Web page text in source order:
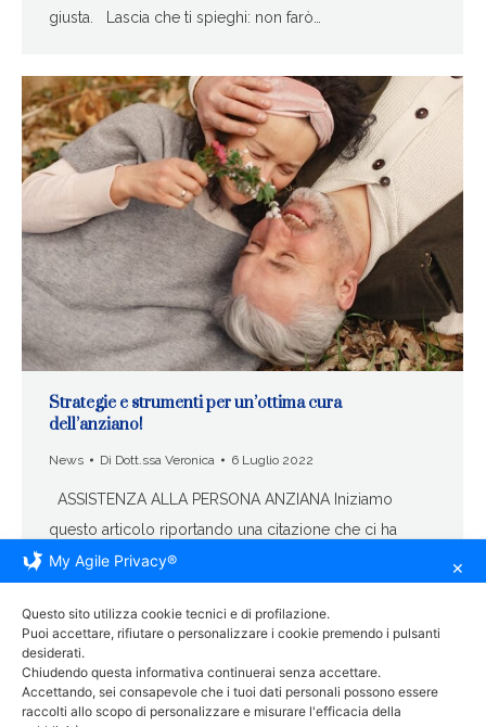
giusta. Lascia che ti spieghi: non farò…
Strategie e strumenti per un’ottima cura
dell’anziano!
News Di Dott.ssa Veronica 6 Luglio 2022
ASSISTENZA ALLA PERSONA ANZIANA Iniziamo
questo articolo riportando una citazione che ci ha
colpito molto è che abbiamo trovato espresso nelle
l’essere umano ha un suo valore e deve protetto!” e noi
non potremmo essere più d’accordo. Dunque,
scopriamo insieme come proteggere i nostri cari. E’…
My Agile Privacy® ✕
Questo sito utilizza cookie tecnici e di profilazione.
Puoi accettare, rifiutare o personalizzare i cookie premendo i pulsanti
desiderati.
Chiudendo questa informativa continuerai senza accettare.
Accettando, sei consapevole che i tuoi dati personali possono essere
raccolti allo scopo di personalizzare e misurare l'efficacia della